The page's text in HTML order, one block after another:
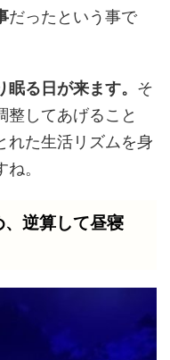
だったという事で
る日が来ます。 そ
整してあげること
れた生活リズムを身
。
逆算して昼寝